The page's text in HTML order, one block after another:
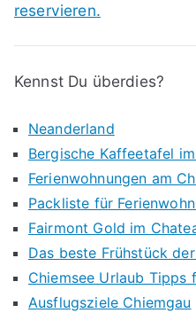
reservieren.
Kennst Du überdies?
Neanderland
Bergische Kaffeetafel
Ferienwohnungen am
Packliste für
Fairmont Gold im
Das beste Frühstück
Chiemsee Urlaub Tipps
Ausflugsziele Chiemgau